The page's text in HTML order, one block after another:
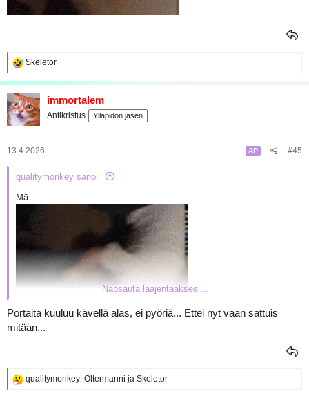
R
a
k
t
i
o
:
Skeletor
immortalem
Antikristus Ylläpidon jäsen
13.4.2026 AP #45
qualitymonkey sanoi:
Mä:
Napsauta laajentaaksesi...
Portaita kuuluu kävellä alas, ei pyöriä... Ettei nyt vaan sattuis
mitään...
R
qualitymonkey Oltermanni ja Skeletor